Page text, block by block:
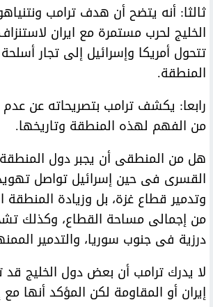
ثالثا: أنه يتضح أن هدف ترامب
الخليج لحرب مستمرة مع ايران
تتحول أمريكا وإسرائيل إلى تجار
المنطقة.
رابعا: يكشف ترامب بتصريحاته عن عدم
من الفهم لهذه المنطقة وتاريخها.
هل من المنطقى أن يجبر دول
القسرى فى حين إسرائيل تواصل
من إجمالى مساحة القطاع، وكذلك
درزية فى جنوب سوريا، والتدمير
لا يدرك ترامب أن بعض دول الخليج
إيران أو المقاومة لكن المؤكد أنها مع